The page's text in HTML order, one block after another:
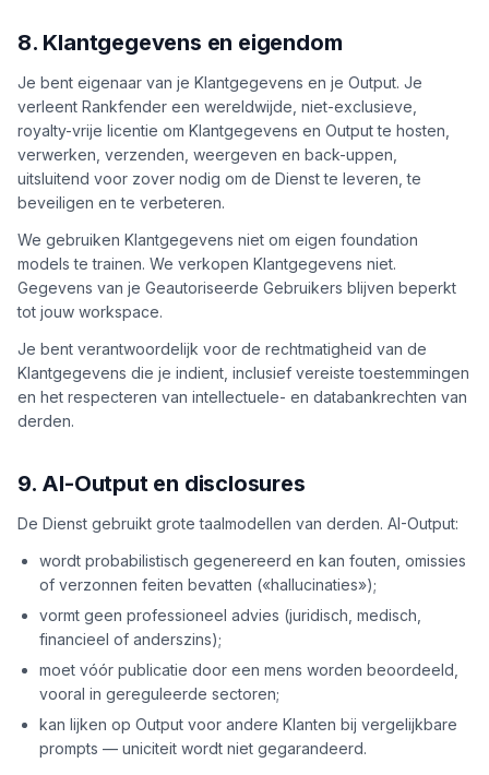
8. Klantgegevens en eigendom
Je bent eigenaar van je Klantgegevens en je Output. Je
verleent Rankfender een wereldwijde, niet-exclusieve,
royalty-vrije licentie om Klantgegevens en Output te hosten,
verwerken, verzenden, weergeven en back-uppen,
uitsluitend voor zover nodig om de Dienst te leveren, te
beveiligen en te verbeteren.
We gebruiken Klantgegevens niet om eigen foundation
models te trainen. We verkopen Klantgegevens niet.
Gegevens van je Geautoriseerde Gebruikers blijven beperkt
tot jouw workspace.
Je bent verantwoordelijk voor de rechtmatigheid van de
Klantgegevens die je indient, inclusief vereiste toestemmingen
en het respecteren van intellectuele- en databankrechten van
derden.
9. AI-Output en disclosures
De Dienst gebruikt grote taalmodellen van derden. AI-Output:
wordt probabilistisch gegenereerd en kan fouten, omissies
of verzonnen feiten bevatten («hallucinaties»);
vormt geen professioneel advies (juridisch, medisch,
financieel of anderszins);
moet vóór publicatie door een mens worden beoordeeld,
vooral in gereguleerde sectoren;
kan lijken op Output voor andere Klanten bij vergelijkbare
prompts — uniciteit wordt niet gegarandeerd.